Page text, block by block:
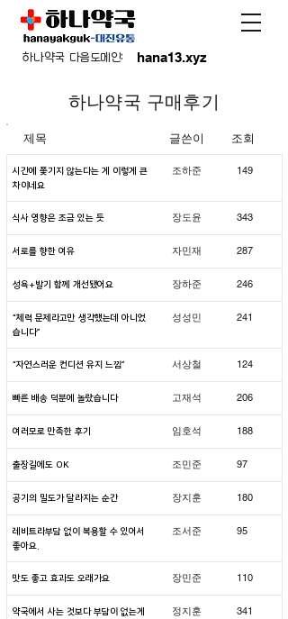
hana13.xyz
하나약국 다음도메인:
​하나약국 구매후기
제목 글쓴이 조회
시간에 쫓기지 않는다는 게 이렇게 큰
차이네요
. 조하준 149
식사 영향은 조금 있는 듯
. 장도윤 343
서로를 향한 여유
. 자민재 287
성욕+발기 함께 개선됐어요
. 장하준 246
“체력 문제라고만 생각했는데 아니었
습니다”
. 성성민 241
“자연스러운 컨디션 유지 느낌”
. 서상철 124
빠른 배송 덕분에 놀랐습니다
. 고재석 206
여러모로 만족한 후기
. 임호석 188
출장길에도 OK
. 조민준 97
공기의 밀도가 달라지는 순간
. 장지훈 180
레비트라부담 없이 복용할 수 있어서
좋아요.
. 조서준 95
맛도 좋고 효과도 오래가요
. 장민준 110
약국에서 사는 것보다 부담이 없는게
. 정지훈 341